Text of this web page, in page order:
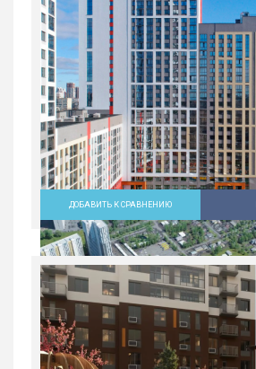
ДОБАВИТЬ К СРАВНЕНИЮ